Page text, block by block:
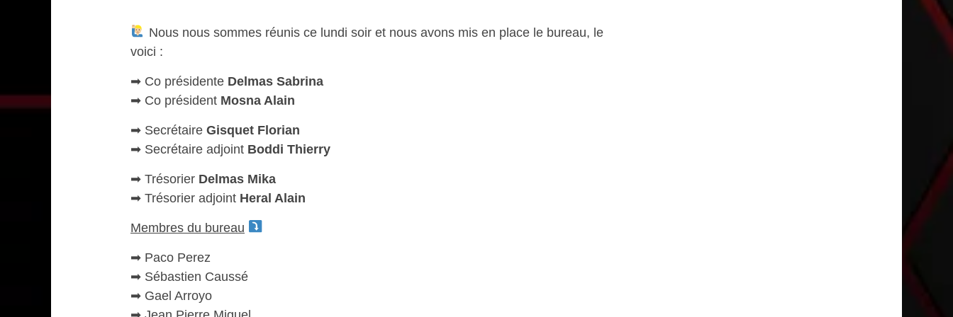
Nous nous sommes réunis ce lundi soir et nous avons mis en place le bureau, le
voici :
➡︎ Co présidente Delmas Sabrina
➡︎ Co président Mosna Alain
➡︎ Secrétaire Gisquet Florian
➡︎ Secrétaire adjoint Boddi Thierry
➡︎ Trésorier Delmas Mika
➡︎ Trésorier adjoint Heral Alain
Membres du bureau
➡︎ Paco Perez
➡︎ Sébastien Caussé
➡︎ Gael Arroyo